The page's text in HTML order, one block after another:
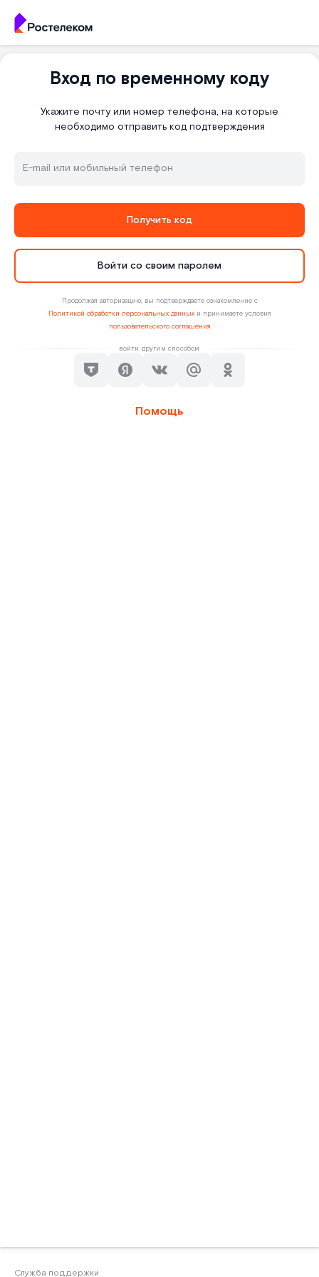
Вход по временному коду
Укажите почту или номер телефона, на которые
необходимо отправить код подтверждения
E-mail или мобильный телефон
Получить код
Войти со своим паролем
Продолжая авторизацию, вы подтверждаете ознакомление с
Политикой обработки персональных данныхи принимаете условия
пользовательского соглашения
войти другим способом
Помощь
Служба поддержки